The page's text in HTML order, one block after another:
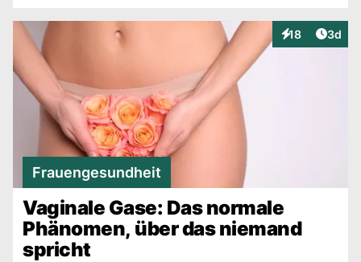
18
Interaktionen
3d
Frauengesundheit
Vaginale Gase: Das normale
Phänomen, über das niemand
spricht